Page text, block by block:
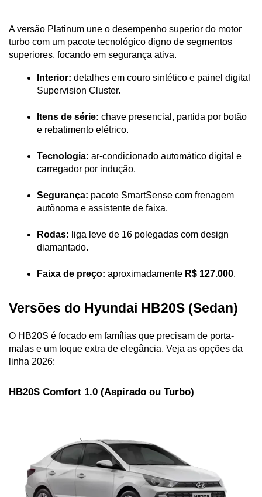
A versão Platinum une o desempenho superior do motor
turbo com um pacote tecnológico digno de segmentos
superiores, focando em segurança ativa.
Interior: detalhes em couro sintético e painel digital
Supervision Cluster.
Itens de série: chave presencial, partida por botão
e rebatimento elétrico.
Tecnologia: ar-condicionado automático digital e
carregador por indução.
Segurança: pacote SmartSense com frenagem
autônoma e assistente de faixa.
Rodas: liga leve de 16 polegadas com design
diamantado.
Faixa de preço: aproximadamente R$ 127.000.
Versões do Hyundai HB20S (Sedan)
O HB20S é focado em famílias que precisam de porta-
malas e um toque extra de elegância. Veja as opções da
linha 2026:
HB20S Comfort 1.0 (Aspirado ou Turbo)